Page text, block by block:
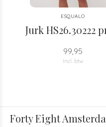
ESQUALO
Jurk HS26.30222
99,95
Incl. btw
Forty Eight